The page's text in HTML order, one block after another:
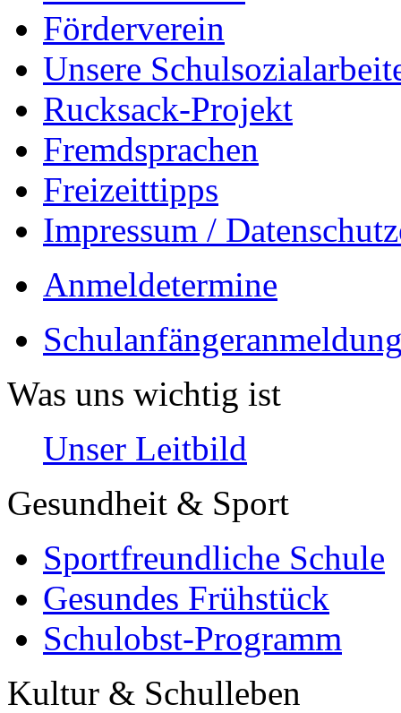
Förderverein
Unsere
Rucksack-Projekt
Fremdsprachen
Freizeittipps
Impressum /
Anmeldetermine
Was uns wichtig ist
Unser Leitbild
Gesundheit & Sport
Sportfreundliche Schule
Gesundes Frühstück
Schulobst-Programm
Kultur & Schulleben